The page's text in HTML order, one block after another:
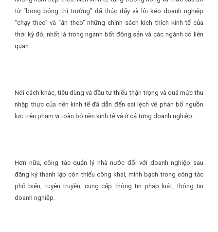
từ “bong bóng thị trường” đã thúc đẩy và lôi kéo doanh nghiệp
“chạy theo” và “ăn theo” những chính sách kích thích kinh tế của
thời kỳ đó, nhất là trong ngành bất động sản và các ngành có liên
quan.
Nói cách khác, tiêu dùng và đầu tư thiếu thận trọng và quá mức thu
nhập thực của nền kinh tế đã dẫn đến sai lệch về phân bố nguồn
lực trên phạm vi toàn bộ nền kinh tế và ở cả từng doanh nghiệp.
Hơn nữa, công tác quản lý nhà nước đối với doanh nghiệp sau
đăng ký thành lập còn thiếu công khai, minh bạch trong công tác
phổ biến, tuyên truyền, cung cấp thông tin pháp luật, thông tin
doanh nghiệp.